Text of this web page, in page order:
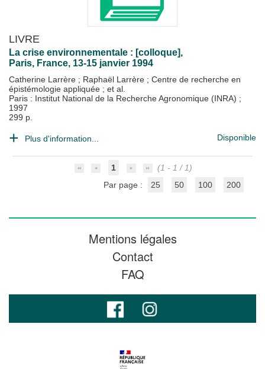
LIVRE
La crise environnementale : [colloque],
Paris, France, 13-15 janvier 1994
Catherine Larrère ; Raphaël Larrère ; Centre de recherche en
épistémologie appliquée ; et al.
Paris : Institut National de la Recherche Agronomique (INRA) ;
1997
299 p.
Plus d'information... Disponible
1
(1 - 1 / 1)
Par page :
25 50 100 200
Mentions légales
Contact
FAQ